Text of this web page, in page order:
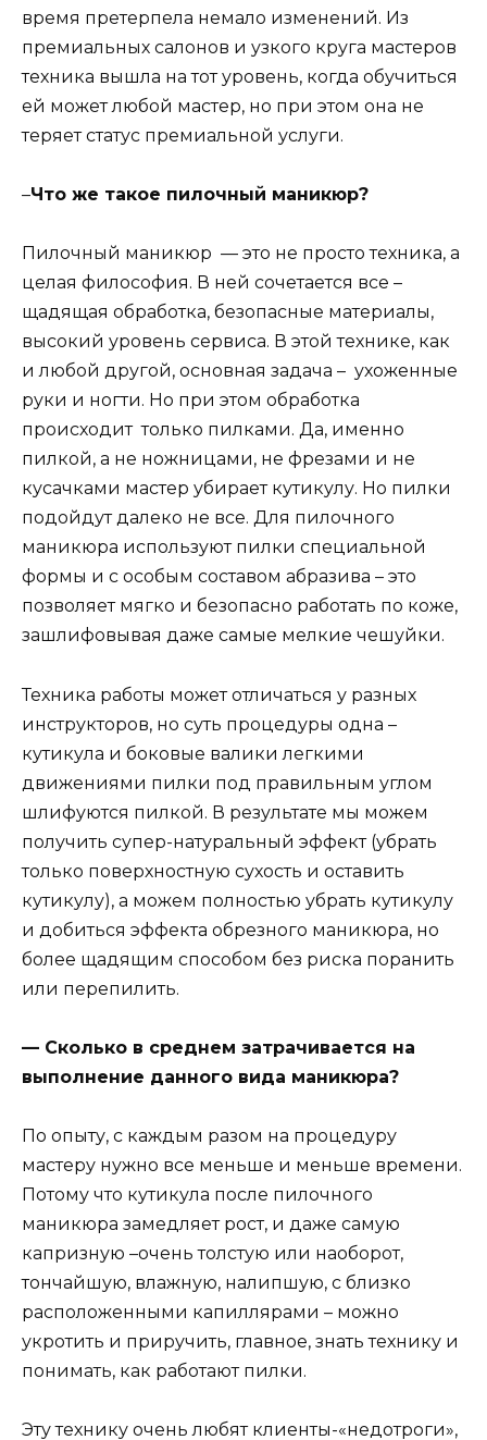
время претерпела немало изменений. Из
премиальных салонов и узкого круга мастеров
техника вышла на тот уровень, когда обучиться
ей может любой мастер, но при этом она не
теряет статус премиальной услуги.
–Что же такое пилочный маникюр?
Пилочный маникюр — это не просто техника, а
целая философия. В ней сочетается все –
щадящая обработка, безопасные материалы,
высокий уровень сервиса. В этой технике, как
и любой другой, основная задача – ухоженные
руки и ногти. Но при этом обработка
происходит только пилками. Да, именно
пилкой, а не ножницами, не фрезами и не
кусачками мастер убирает кутикулу. Но пилки
подойдут далеко не все. Для пилочного
маникюра используют пилки специальной
формы и с особым составом абразива – это
позволяет мягко и безопасно работать по коже,
зашлифовывая даже самые мелкие чешуйки.
Техника работы может отличаться у разных
инструкторов, но суть процедуры одна –
кутикула и боковые валики легкими
движениями пилки под правильным углом
шлифуются пилкой. В результате мы можем
получить супер-натуральный эффект (убрать
только поверхностную сухость и оставить
кутикулу), а можем полностью убрать кутикулу
и добиться эффекта обрезного маникюра, но
более щадящим способом без риска поранить
или перепилить.
— Сколько в среднем затрачивается на
выполнение данного вида маникюра?
По опыту, с каждым разом на процедуру
мастеру нужно все меньше и меньше времени.
Потому что кутикула после пилочного
маникюра замедляет рост, и даже самую
капризную –очень толстую или наоборот,
тончайшую, влажную, налипшую, с близко
расположенными капиллярами – можно
укротить и приручить, главное, знать технику и
понимать, как работают пилки.
Эту технику очень любят клиенты-«недотроги»,